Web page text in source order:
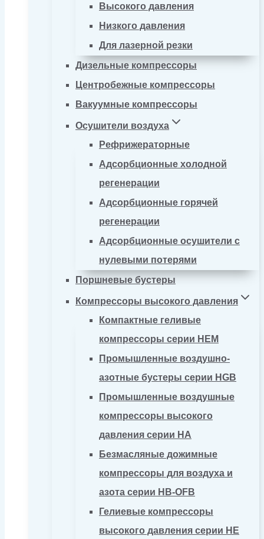
Высокого давления
Низкого давления
Для лазерной резки
Дизельные компрессоры
Центробежные компрессоры
Вакуумные компрессоры
Осушители воздуха
Рефрижераторные
Адсорбционные холодной
регенерации
Адсорбционные горячей
регенерации
Адсорбционные осушители с
нулевыми потерями
Поршневые бустеры
Компрессоры высокого давления
Компактные геливые
компрессоры серии HEM
Промышленные воздушно-
азотные бустеры серии HGB
Промышленные воздушные
компрессоры высокого
давления серии HA
Безмасляные дожимные
компрессоры для воздуха и
азота серии HB-OFB
Гелиевые компрессоры
высокого давления серии HE